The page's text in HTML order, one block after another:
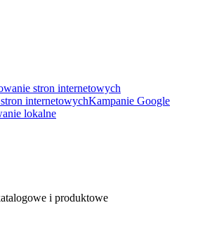
stron internetowych
internetowychKampanie Google
lokalne
i produktowe